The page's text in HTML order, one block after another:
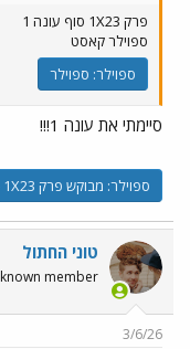
פרק 1X23 סוף עונה 1
ספוילר קאסט
ספוילר: ספוילר
סיימתי את עונה 1!!!
ספוילר: מבוקש פרק 1X23 - סוף עונה
טוני החתול
member
3/6/26